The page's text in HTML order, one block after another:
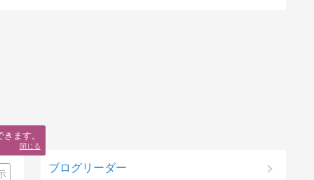
ブログリーダー
ます。
閉じる